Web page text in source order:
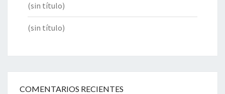
(sin título)
(sin título)
COMENTARIOS RECIENTES